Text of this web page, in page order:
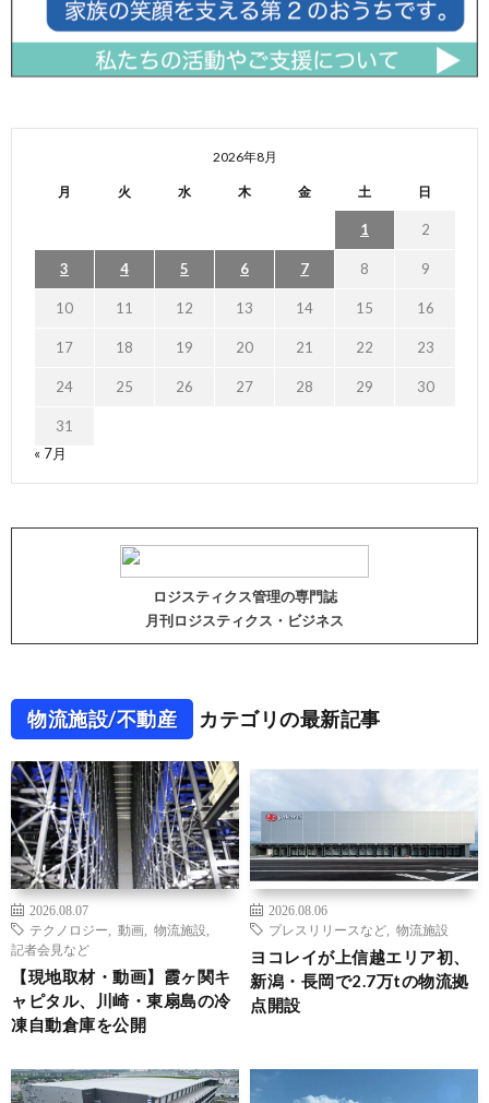
2026年8月
月 火 水 木 金 土 日
1 2
3 4 5 6 7 8 9
10 11 12 13 14 15 16
17 18 19 20 21 22 23
24 25 26 27 28 29 30
31
« 7月
ロジスティクス管理の専門誌
月刊ロジスティクス・ビジネス
物流施設/不動産 カテゴリの最新記事
2026.08.07
テクノロジー
動画 物流施設
記者会見など
【現地取材・動画】霞ヶ関キ
ャピタル、川崎・東扇島の冷
凍自動倉庫を公開
2026.08.06
プレスリリースなど
物流施設
ヨコレイが上信越エリア初、
新潟・長岡で2.7万tの物流拠
点開設